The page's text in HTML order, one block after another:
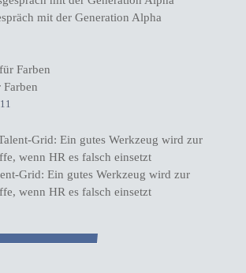
mit der Generation Alpha
Grid: Ein gutes Werkzeug wird zur
wenn HR es falsch einsetzt